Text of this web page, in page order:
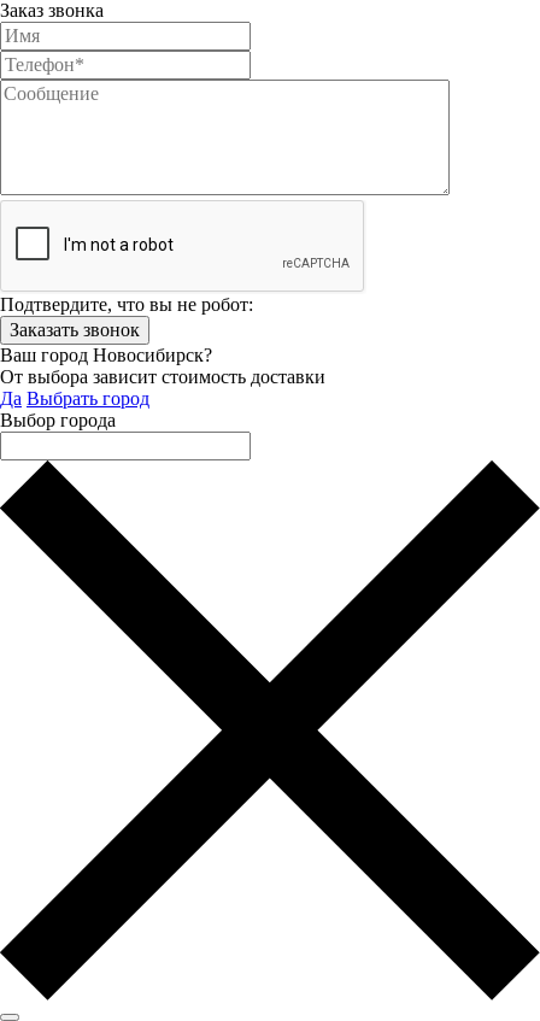
Заказ звонка
Подтвердите, что вы не робот:
Ваш город Новосибирск?
От выбора зависит стоимость доставки
Да Выбрать город
Выбор города